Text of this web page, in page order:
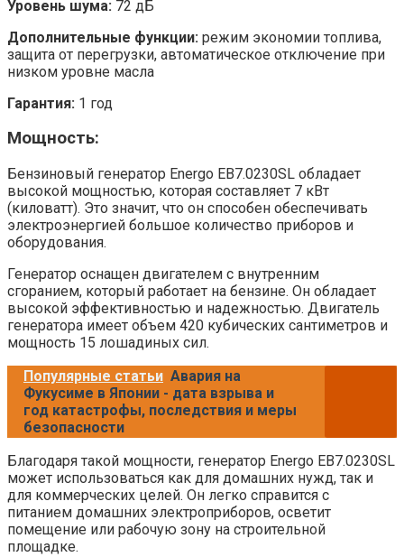
Уровень шума: 72 дБ
Дополнительные функции: режим экономии топлива,
защита от перегрузки, автоматическое отключение при
низком уровне масла
Гарантия: 1 год
Мощность:
Бензиновый генератор Energo EB7.0230SL обладает
высокой мощностью, которая составляет 7 кВт
(киловатт). Это значит, что он способен обеспечивать
электроэнергией большое количество приборов и
оборудования.
Генератор оснащен двигателем с внутренним
сгоранием, который работает на бензине. Он обладает
высокой эффективностью и надежностью. Двигатель
генератора имеет объем 420 кубических сантиметров и
мощность 15 лошадиных сил.
Популярные статьи Авария на
Фукусиме в Японии - дата взрыва и
год катастрофы, последствия и меры
безопасности
Благодаря такой мощности, генератор Energo EB7.0230SL
может использоваться как для домашних нужд, так и
для коммерческих целей. Он легко справится с
питанием домашних электроприборов, осветит
помещение или рабочую зону на строительной
площадке.